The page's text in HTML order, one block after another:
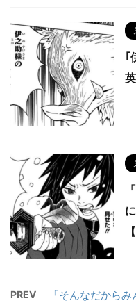
｢
PREV
「そんなだから